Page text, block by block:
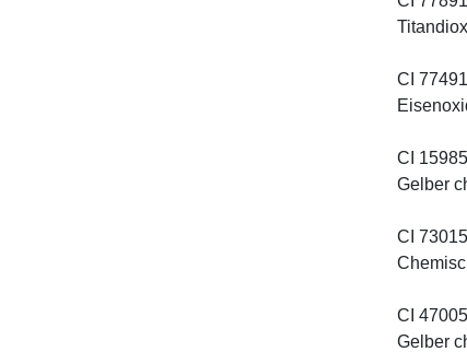
CI
CI
Gelber
CI
CI
Gelber